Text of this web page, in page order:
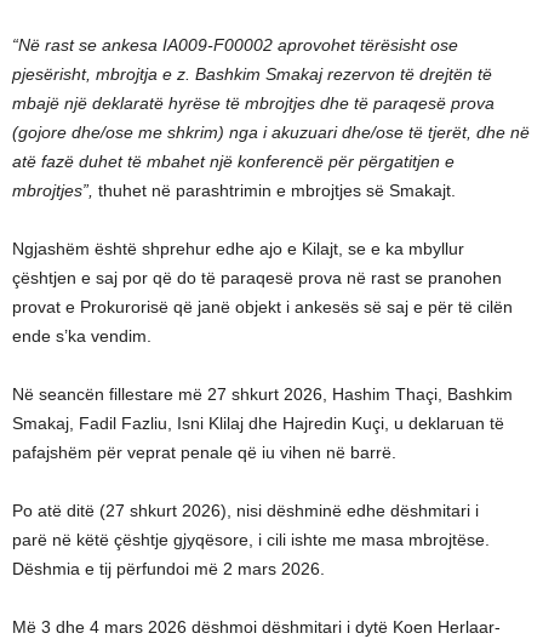
“Në rast se ankesa IA009-F00002 aprovohet tërësisht ose
pjesërisht, mbrojtja e z. Bashkim Smakaj rezervon të drejtën të
mbajë një deklaratë hyrëse të mbrojtjes dhe të paraqesë prova
(gojore dhe/ose me shkrim) nga i akuzuari dhe/ose të tjerët, dhe në
atë fazë duhet të mbahet një konferencë për përgatitjen e
mbrojtjes”, thuhet në parashtrimin e mbrojtjes së Smakajt.
Ngjashëm është shprehur edhe ajo e Kilajt, se e ka mbyllur
çështjen e saj por që do të paraqesë prova në rast se pranohen
provat e Prokurorisë që janë objekt i ankesës së saj e për të cilën
ende s’ka vendim.
Në seancën fillestare më 27 shkurt 2026, Hashim Thaçi, Bashkim
Smakaj, Fadil Fazliu, Isni Klilaj dhe Hajredin Kuçi, u deklaruan të
pafajshëm për veprat penale që iu vihen në barrë.
Po atë ditë (27 shkurt 2026), nisi dëshminë edhe dëshmitari i
parë në këtë çështje gjyqësore, i cili ishte me masa mbrojtëse.
Dëshmia e tij përfundoi më 2 mars 2026.
Më 3 dhe 4 mars 2026 dëshmoi dëshmitari i dytë Koen Herlaar-